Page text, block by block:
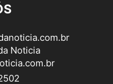
Noticia